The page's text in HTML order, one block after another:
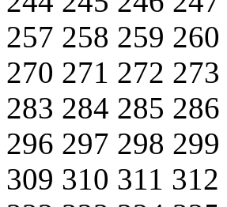
257 258 259 260
270 271 272 273
283 284 285 286
296 297 298 299
309 310 311 312